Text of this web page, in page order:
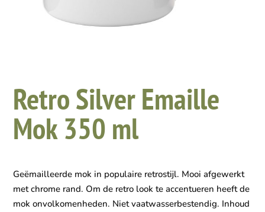
Retro Silver Emaille
Mok 350 ml
Geëmailleerde mok in populaire retrostijl. Mooi afgewerkt
met chrome rand. Om de retro look te accentueren heeft de
mok onvolkomenheden. Niet vaatwasserbestendig. Inhoud